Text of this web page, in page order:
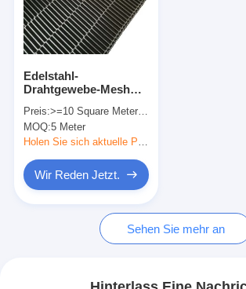
Über uns
Edelstahl-
Drahtgewebe-Mesh
Bread-Backen der
Nahrungsmittelgrad-
Ebenen-304
Preis:>=10 Square Meters $12.50
MOQ:5 Meter
Holen Sie sich aktuelle Preis
Wir Reden Jetzt.
Sehen Sie mehr an